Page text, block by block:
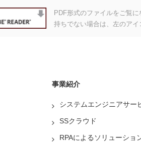
PDF形式のファイルをご覧
持ちでない場合は、左のアイ
事業紹介
システムエンジニアサー
SSクラウド
RPAによるソリューショ